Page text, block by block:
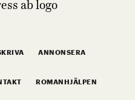
ANNONSERA
ROMANHJÄLPEN